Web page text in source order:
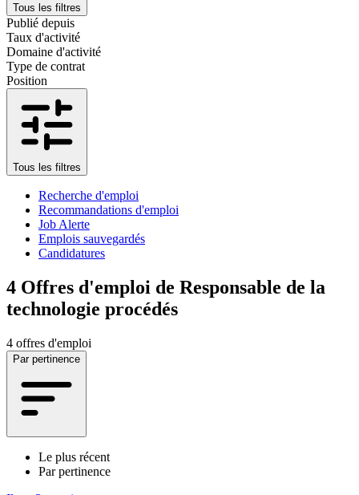
Tous les filtres
Publié depuis
Taux d'activité
Domaine d'activité
Type de contrat
Position
Tous les filtres
Recherche d'emploi
Recommandations d'emploi
Job Alerte
Emplois sauvegardés
Candidatures
4 Offres d'emploi de Responsable de la
technologie procédés
4 offres d'emploi
Par pertinence
Le plus récent
Par pertinence